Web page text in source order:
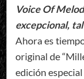
Voice Of
excepcional,
Ahora es
original de
edición